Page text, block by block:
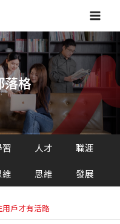
Main
落格
維
人才
思維
職涯
發展
戶才有活路